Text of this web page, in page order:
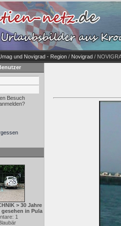
und Novigrad - Region / Novigrad /
Besuch
> 30 Jahre
in Pula
1